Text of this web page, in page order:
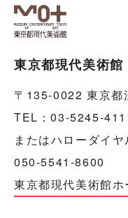
東京都現代美術館
〒135-0022 東京都
TEL：03-5245-
またはハローダイ
050-5541-8600
東京都現代美術館ホ